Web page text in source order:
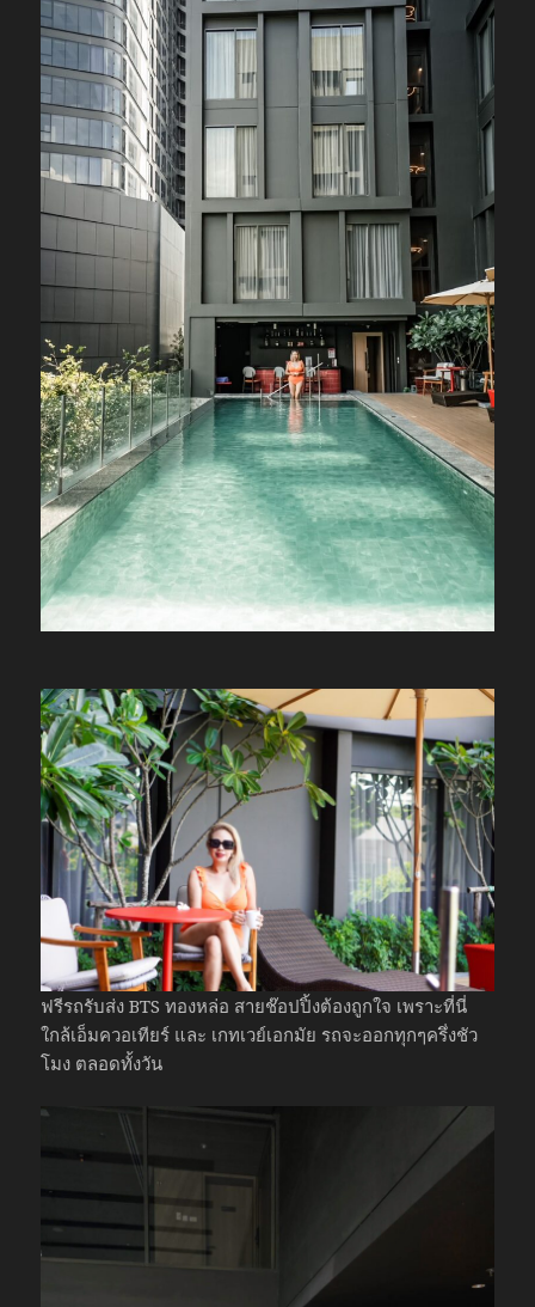
ฟรีรถรับส่ง BTS ทองหล่อ สายช๊อปปิ้งต้องถูกใจ เพราะที่นี่
ใกล้เอ็มควอเทียร์ และ เกทเวย์เอกมัย รถจะออกทุกๆครึ่งชัว
โมง ตลอดทั้งวัน